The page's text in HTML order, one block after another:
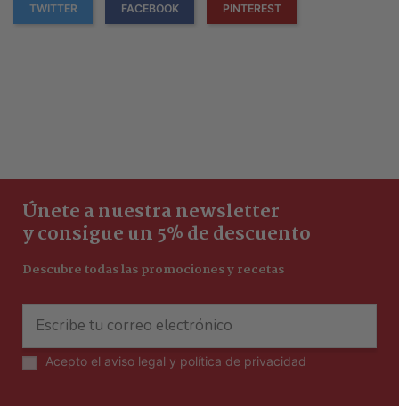
TWITTER FACEBOOK PINTEREST
Únete a nuestra newsletter
y consigue un 5% de descuento
Descubre todas las promociones y recetas
Acepto el aviso legal y política de privacidad